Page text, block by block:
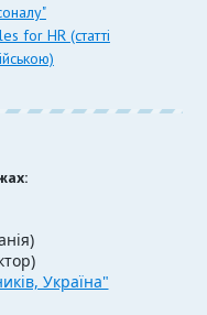
for HR (статті
Україна"